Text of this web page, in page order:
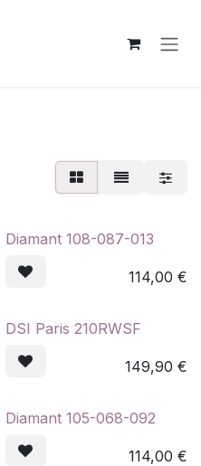
Diamant 108-087-013
114,00 €
DSI Paris 210RWSF
149,90 €
Diamant 105-068-092
114,00 €